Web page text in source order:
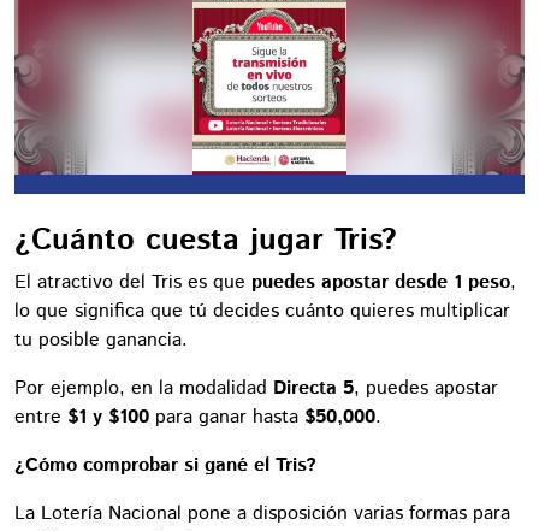
¿Cuánto cuesta jugar Tris?
El atractivo del Tris es que puedes apostar desde 1 peso,
lo que significa que tú decides cuánto quieres multiplicar
tu posible ganancia.
Por ejemplo, en la modalidad Directa 5, puedes apostar
entre $1 y $100 para ganar hasta $50,000.
¿Cómo comprobar si gané el Tris?
La Lotería Nacional pone a disposición varias formas para